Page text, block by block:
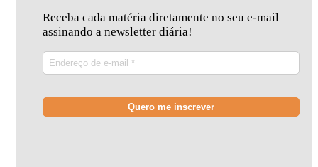
Receba cada matéria diretamente no seu e-mail
assinando a newsletter diária!